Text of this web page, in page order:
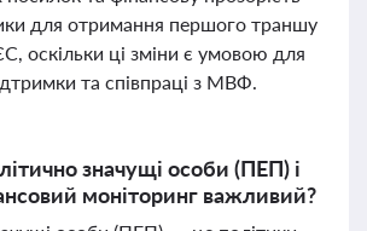
для отримання першого траншу
оскільки ці зміни є умовою для
та співпраці з МВФ.
значущі особи (ПЕП) і
моніторинг важливий?